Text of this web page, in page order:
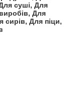
суші, Для
Для
сирів, Для піци,